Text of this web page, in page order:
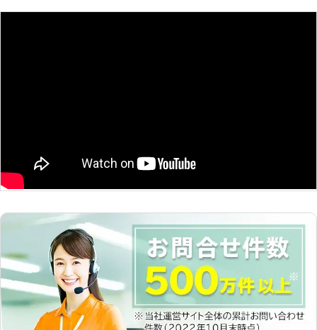
具組立とは】 お引越しや模様替えの
まう場合があり、完成品が傾いていた
たトラブルに繋がりやすいです。も
わからなくなってしまった際には、是
非当社にご相談ください。